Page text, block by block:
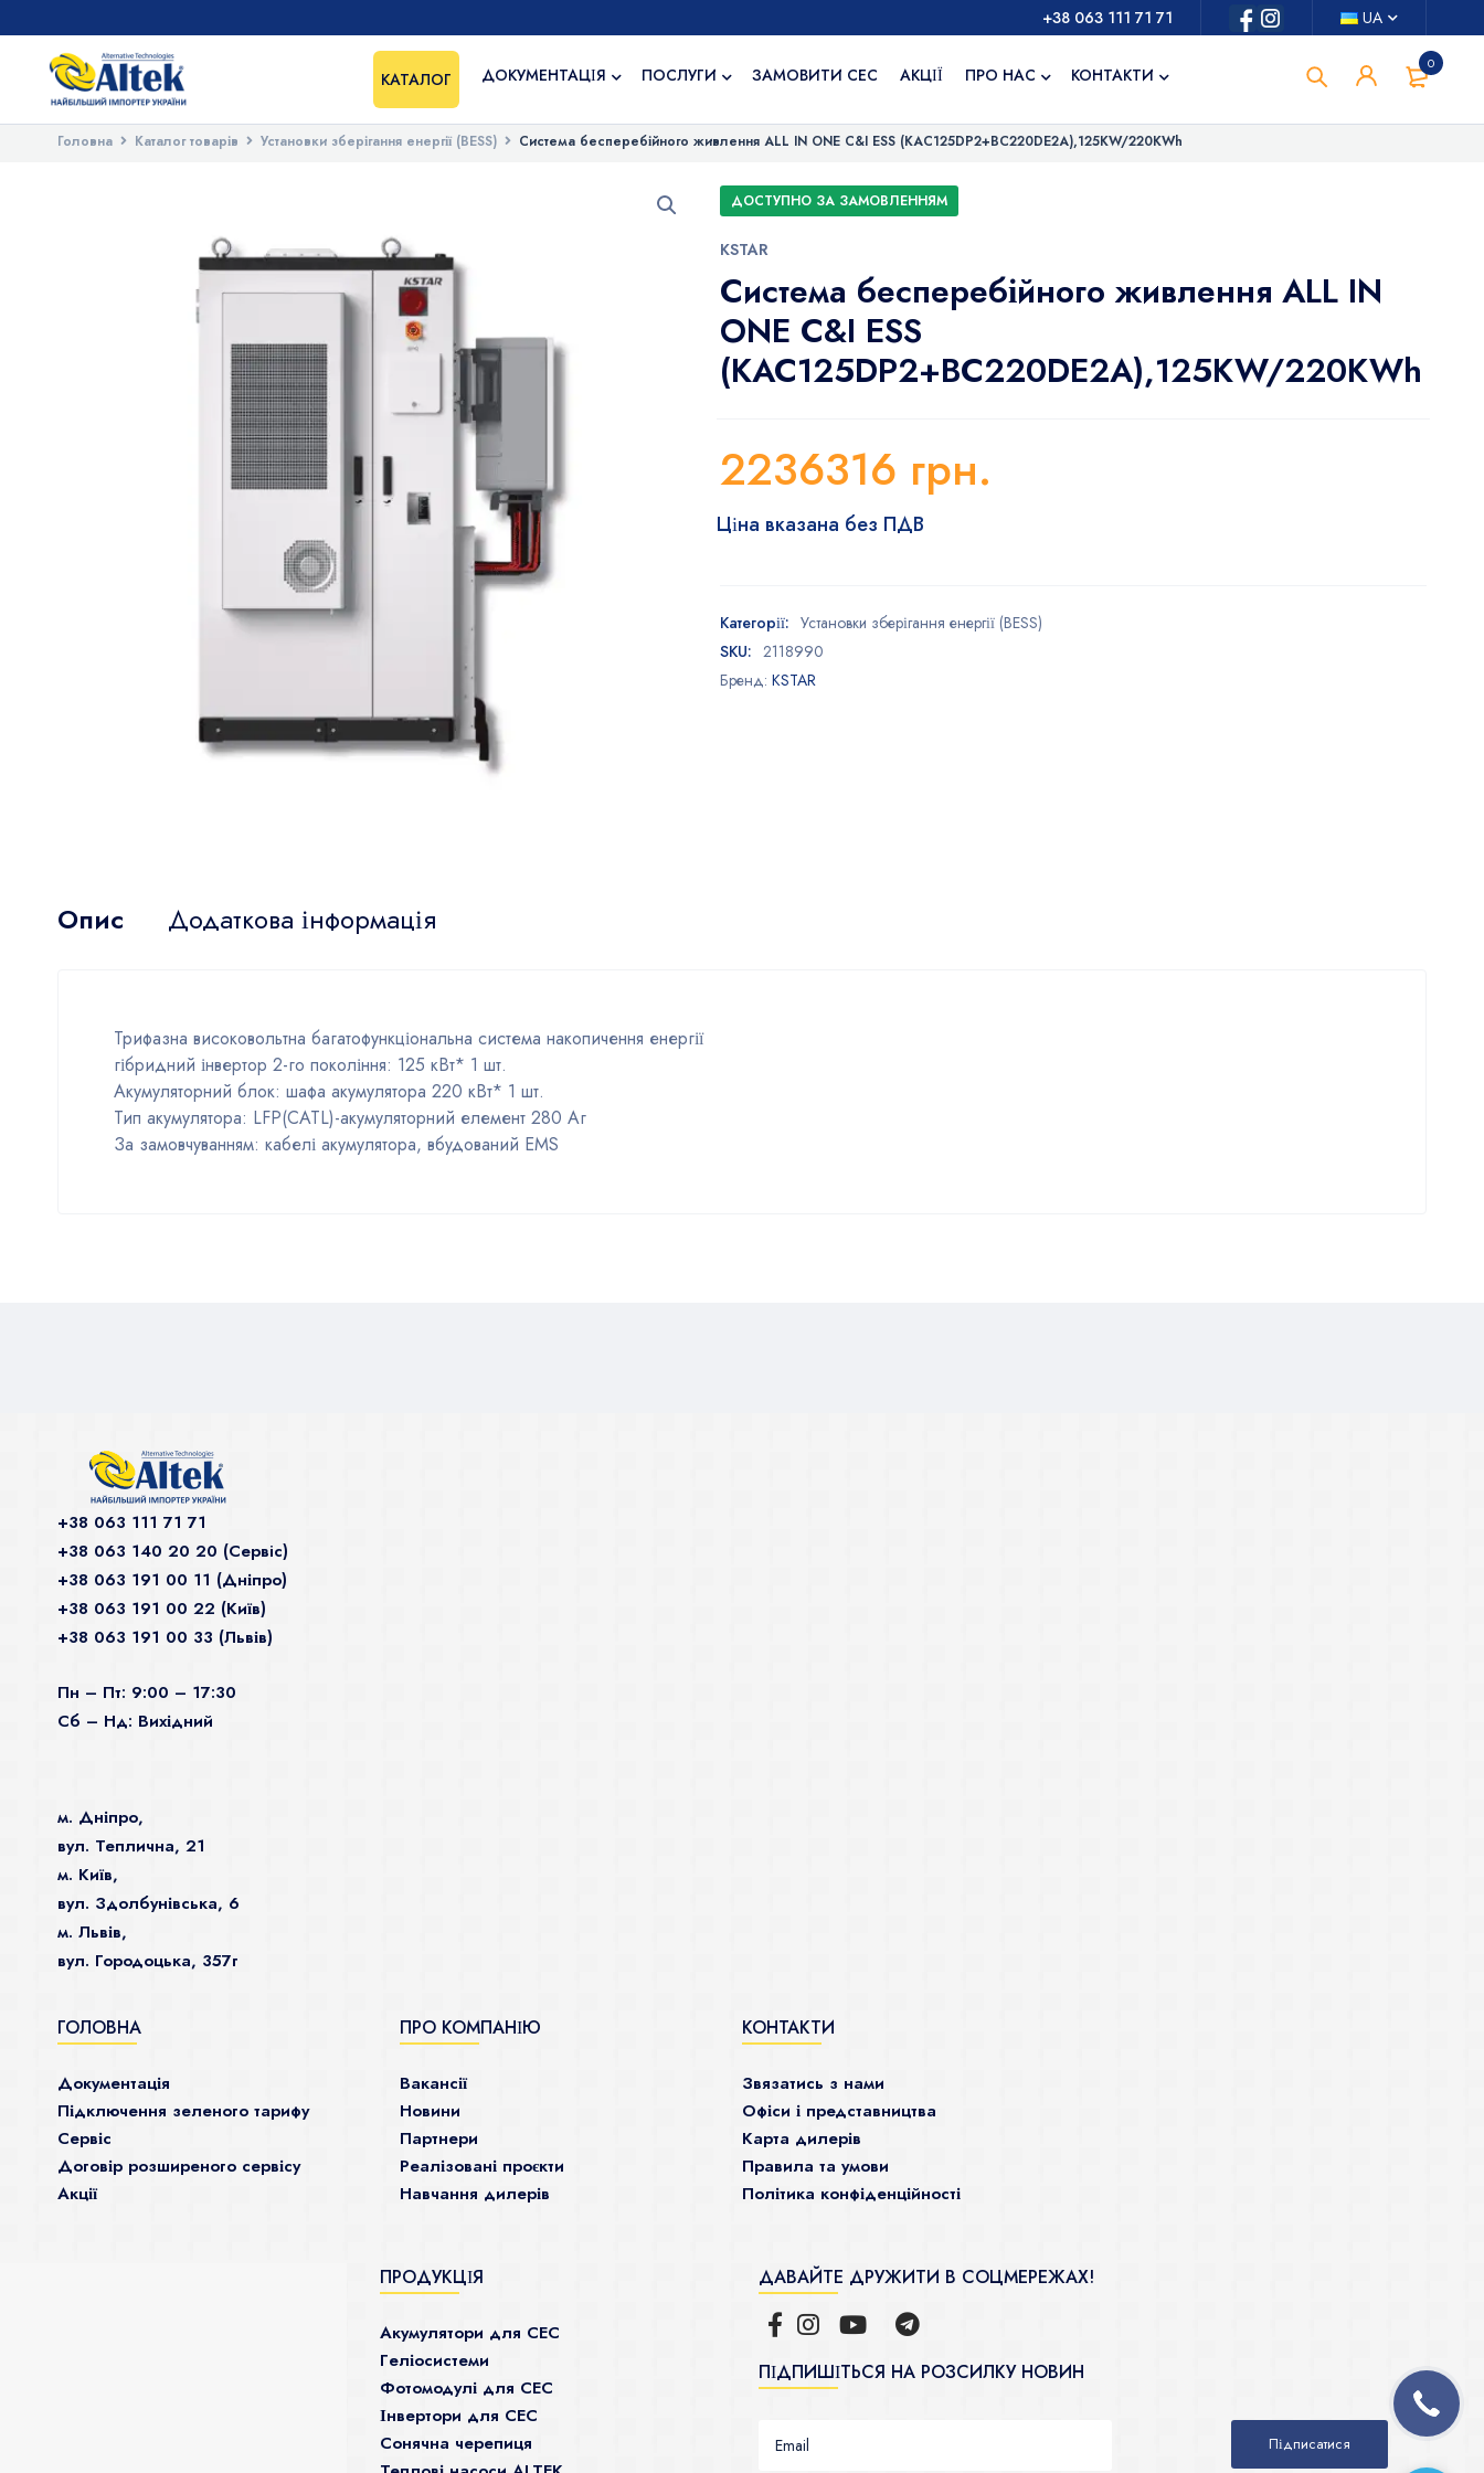
UA
+38 063 111 71 71
0
КАТАЛОГ ДОКУМЕНТАЦІЯ ПОСЛУГИ ЗАМОВИТИ СЕС АКЦІЇ ПРО НАС КОНТАКТИ
Головна Каталог товарів Установки зберігання енергії (BESS) Система бесперебійного живлення ALL IN ONE C&I ESS (KAC125DP2+BC220DE2A),125KW/220KWh
ДОСТУПНО ЗА ЗАМОВЛЕННЯМ
KSTAR
Система бесперебійного живлення ALL IN
ONE C&I ESS
(KAC125DP2+BC220DE2A),125KW/220KWh
2236316 грн.
Ціна вказана без ПДВ
Категорії: Установки зберігання енергії (BESS)
SKU: 2118990
Бренд:KSTAR
Опис Додаткова інформація
Трифазна високовольтна багатофункціональна система накопичення енергії
гібридний інвертор 2-го покоління: 125 кВт* 1 шт.
Акумуляторний блок: шафа акумулятора 220 кВт* 1 шт.
Тип акумулятора: LFP(CATL)-акумуляторний елемент 280 Аг
За замовчуванням: кабелі акумулятора, вбудований EMS
+38 063 111 71 71
+38 063 140 20 20 (Сервiс)
+38 063 191 00 11 (Дніпро)
+38 063 191 00 22 (Київ)
+38 063 191 00 33 (Львів)
Пн – Пт: 9:00 – 17:30
Сб – Нд: Вихідний
м. Дніпро,
вул. Теплична, 21
м. Київ,
вул. Здолбунівська, 6
м. Львів,
вул. Городоцька, 357г
ГОЛОВНА
Документація
Підключення зеленого тарифу
Сервіс
Договір розширеного сервісу
Акції
ПРО КОМПАНІЮ
Ваканcії
Новини
Партнери
Реалізовані проєкти
Навчання дилерів
КОНТАКТИ
Звязатись з нами
Офіси і представництва
Карта дилерів
Правила та умови
Політика конфіденційності
ПРОДУКЦІЯ
Акумулятори для СЕС
Гeліосистеми
Фотомодулі для СЕС
Інвертори для СЕС
Сонячна черепиця
ДАВАЙТЕ ДРУЖИТИ В СОЦМЕРЕЖАХ!
ПІДПИШІТЬСЯ НА РОЗСИЛКУ НОВИН